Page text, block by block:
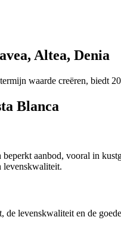
Altea, Denia
waarde creëren, biedt
Blanca
aanbod, vooral in
levenskwaliteit.
de levenskwaliteit en de